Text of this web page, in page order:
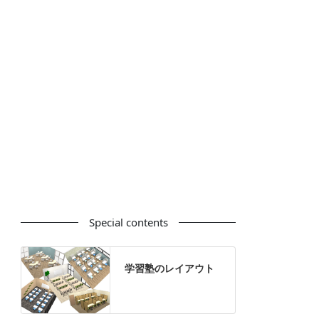
Special contents
学習塾のレイアウト